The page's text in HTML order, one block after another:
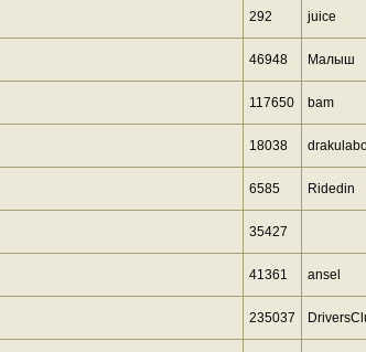
292 juice
46948 Малыш
117650 bam
18038
6585 Ridedin
35427
41361 ansel
235037